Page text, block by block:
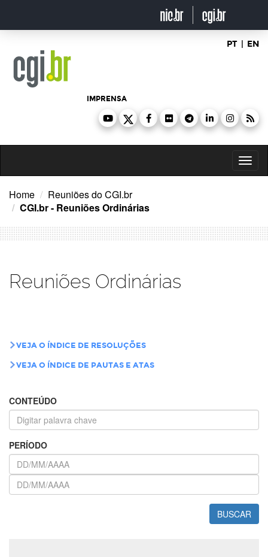
o
PT | EN
IMPRENSA
Home
Reuniões do CGI.br
CGI.br - Reuniões Ordinárias
Reuniões Ordinárias
VEJA O ÍNDICE DE RESOLUÇÕES
VEJA O ÍNDICE DE PAUTAS E ATAS
CONTEÚDO
PERÍODO
BUSCAR